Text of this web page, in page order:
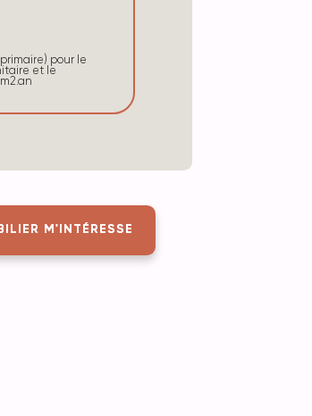
pour le
et le
M'INTÉRESSE